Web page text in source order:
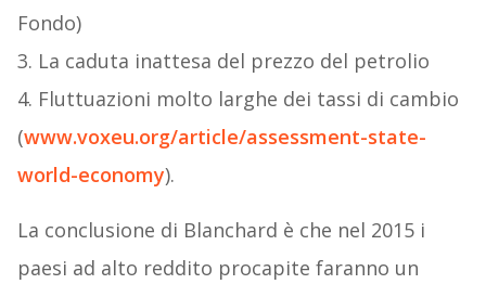
Fondo)
3. La caduta inattesa del prezzo del petrolio
4. Fluttuazioni molto larghe dei tassi di cambio
(www.voxeu.org/article/assessment-state-
world-economy).
La conclusione di Blanchard è che nel 2015 i
paesi ad alto reddito procapite faranno un